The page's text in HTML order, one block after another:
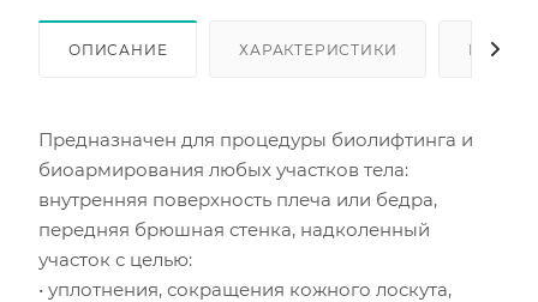
ОПИСАНИЕ ХАРАКТЕРИСТИКИ КАК
Предназначен для процедуры биолифтинга и
биоармирования любых участков тела:
внутренняя поверхность плеча или бедра,
передняя брюшная стенка, надколенный
участок с целью:
• уплотнения, сокращения кожного лоскута,